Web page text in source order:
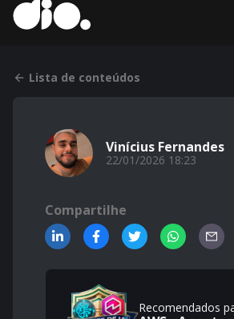
Lista de conteúdos
Vinícius Fernandes
22/01/2026 18:23
Compartilhe
Recomendados